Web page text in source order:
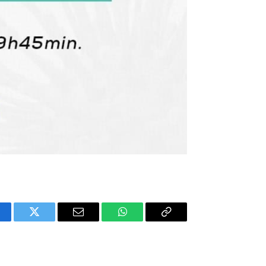
Twitter
E-
WhatsAppCopiar